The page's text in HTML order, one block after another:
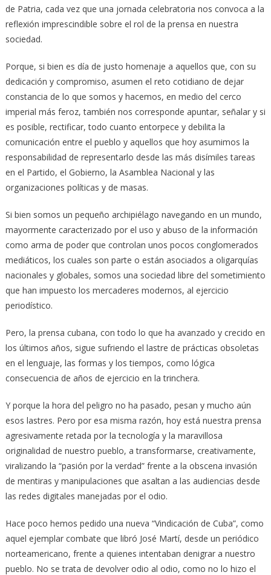
de Patria, cada vez que una jornada celebratoria nos convoca a la
reflexión imprescindible sobre el rol de la prensa en nuestra
sociedad.
Porque, si bien es día de justo homenaje a aquellos que, con su
dedicación y compromiso, asumen el reto cotidiano de dejar
constancia de lo que somos y hacemos, en medio del cerco
imperial más feroz, también nos corresponde apuntar, señalar y si
es posible, rectificar, todo cuanto entorpece y debilita la
comunicación entre el pueblo y aquellos que hoy asumimos la
responsabilidad de representarlo desde las más disímiles tareas
en el Partido, el Gobierno, la Asamblea Nacional y las
organizaciones políticas y de masas.
Si bien somos un pequeño archipiélago navegando en un mundo,
mayormente caracterizado por el uso y abuso de la información
como arma de poder que controlan unos pocos conglomerados
mediáticos, los cuales son parte o están asociados a oligarquías
nacionales y globales, somos una sociedad libre del sometimiento
que han impuesto los mercaderes modernos, al ejercicio
periodístico.
Pero, la prensa cubana, con todo lo que ha avanzado y crecido en
los últimos años, sigue sufriendo el lastre de prácticas obsoletas
en el lenguaje, las formas y los tiempos, como lógica
consecuencia de años de ejercicio en la trinchera.
Y porque la hora del peligro no ha pasado, pesan y mucho aún
esos lastres. Pero por esa misma razón, hoy está nuestra prensa
agresivamente retada por la tecnología y la maravillosa
originalidad de nuestro pueblo, a transformarse, creativamente,
viralizando la “pasión por la verdad” frente a la obscena invasión
de mentiras y manipulaciones que asaltan a las audiencias desde
las redes digitales manejadas por el odio.
Hace poco hemos pedido una nueva “Vindicación de Cuba”, como
aquel ejemplar combate que libró José Martí, desde un periódico
norteamericano, frente a quienes intentaban denigrar a nuestro
pueblo. No se trata de devolver odio al odio, como no lo hizo el